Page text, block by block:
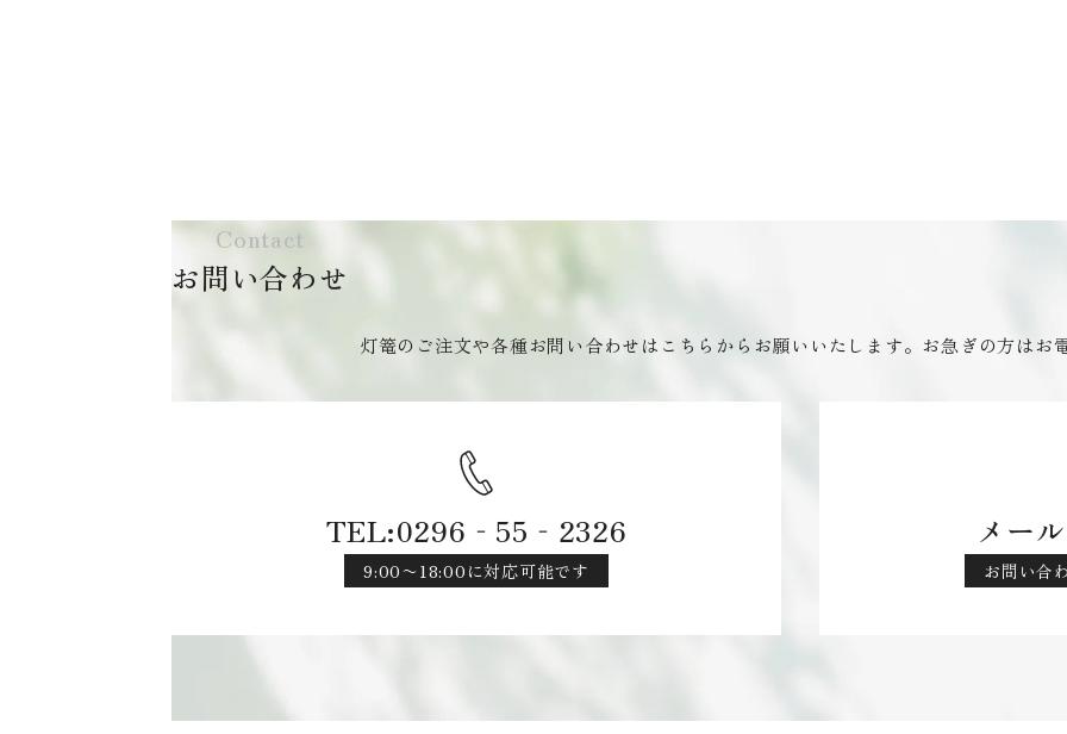
Contact
お問い合わせ
灯篭のご注文や各種お問い合わせはこちらからお願いいたします。お急ぎの方はお
TEL:0296‐55‐2326
9:00〜18:00に対応可能です
メー
お問い合